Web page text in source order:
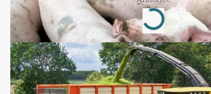
Loading...